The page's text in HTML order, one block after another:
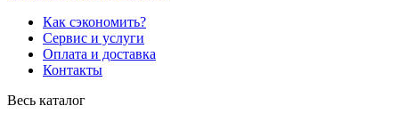
Как сэкономить?
Сервис и услуги
Оплата и доставка
Контакты
Весь каталог